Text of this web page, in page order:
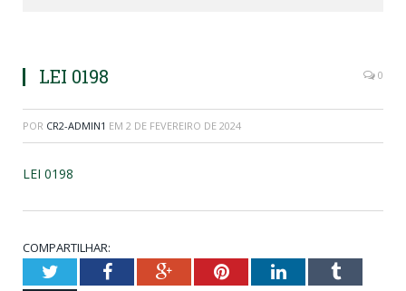
LEI 0198 0
POR CR2-ADMIN1 EM 2 DE FEVEREIRO DE 2024
LEI 0198
COMPARTILHAR:
TwitterFacebookGoogle+PinterestLinkedInTumblr